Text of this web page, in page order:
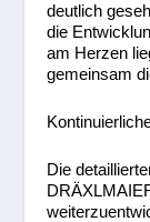
deutlich
die
am Herzen
gemeinsam
Die